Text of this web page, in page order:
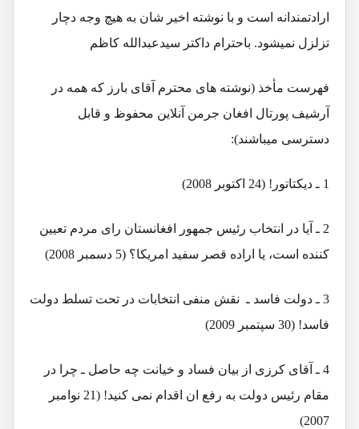
ارادتمندانه است و با نوشته اخیر شان به هیچ وجه دچار
تزلزل نمیشود. باحترام داکتر سیدعبدالله کاظم
فهرست مأخذ (نوشته های محترم آقای بارز که همه در
آرشیف پورتال افغان جرمن آنلاین محفوظ و قابل
دسترسی میباشند):
1 ـ دیکتاتور! (24 اکتوبر 2008)
2 ـ آیا در انتخاب رئیس جمهور افغانستان رای مردم تعیین
کننده است، یا اراده قصر سفید امریکا؟ (5 دسمبر 2008)
3 ـ دولت فاسد ـ نقش منفی انتخابات در تحت تسلط دولت
فاسد! (30 سپتمبر 2009)
4 ـ آقای کرزی از بیان فساد و خیانت چه حاصل ـ چرا در
مقام رئیس دولت به رفع ان اقدام نمی کنید! (21 نوامبر
2007)